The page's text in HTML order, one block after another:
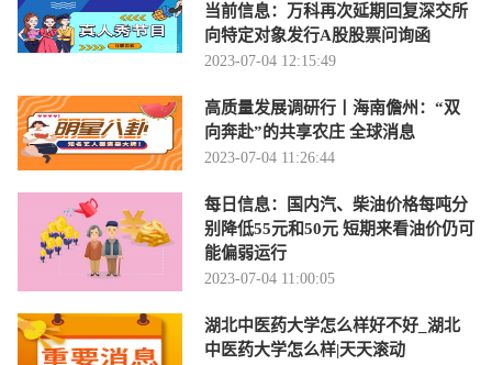
当前信息：万科再次延期回复深交所
向特定对象发行A股股票问询函
2023-07-04 12:15:49
高质量发展调研行丨海南儋州：“双
向奔赴”的共享农庄 全球消息
2023-07-04 11:26:44
每日信息：国内汽、柴油价格每吨分
别降低55元和50元 短期来看油价仍可
能偏弱运行
2023-07-04 11:00:05
湖北中医药大学怎么样好不好_湖北
中医药大学怎么样|天天滚动